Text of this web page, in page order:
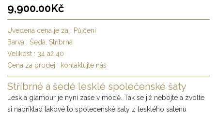
9,900.00Kč
Uvedená cena je za : Půjčení
Barva : Šedá, Stříbrná
Velikost : 34 až 40
Cena za prodej : kontaktujte nás
Stříbrné a šedé lesklé společenské šaty
Lesk a glamour je nyní zase v módě. Tak se již nebojte a zvolte
si například takové to společenské šaty z lesklého saténu